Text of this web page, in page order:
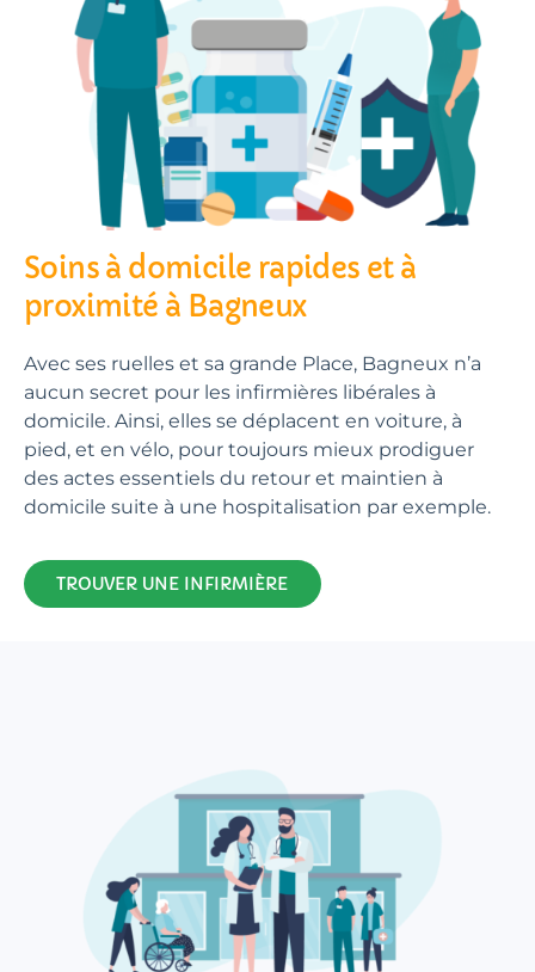
Soins à domicile rapides et à
proximité à Bagneux
Avec ses ruelles et sa grande Place, Bagneux n’a
aucun secret pour les infirmières libérales à
domicile. Ainsi, elles se déplacent en voiture, à
pied, et en vélo, pour toujours mieux prodiguer
des actes essentiels du retour et maintien à
domicile suite à une hospitalisation par exemple.
TROUVER UNE INFIRMIÈRE